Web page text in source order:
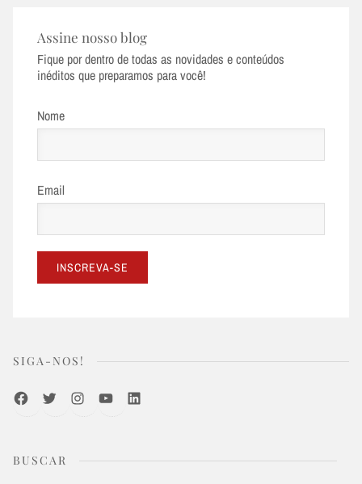
Assine nosso blog
Fique por dentro de todas as novidades e conteúdos
inéditos que preparamos para você!
Nome
Email
SIGA-NOS!
FacebookTwitterInstagramYoutubeLinkedIn
BUSCAR